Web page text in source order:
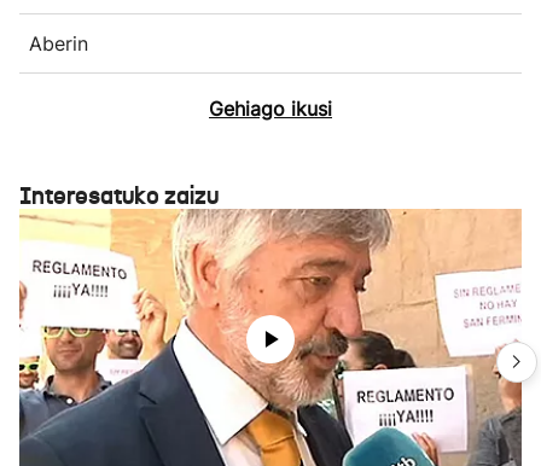
Aberin
Gehiago ikusi
Interesatuko zaizu